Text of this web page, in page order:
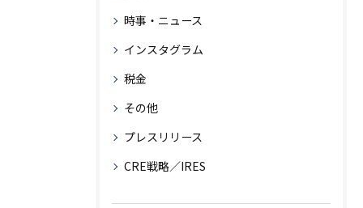
時事・ニュース
インスタグラム
税金
その他
プレスリリース
CRE戦略／IRES